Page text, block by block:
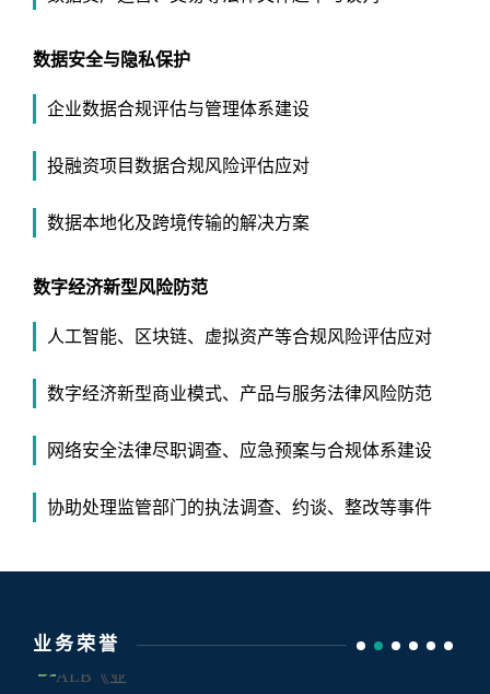
数据安全与隐私保护
企业数据合规评估与管理体系建设
投融资项目数据合规风险评估应对
数据本地化及跨境传输的解决方案
数字经济新型风险防范
人工智能、区块链、虚拟资产等合规风险评估应对
数字经济新型商业模式、产品与服务法律风险防范
网络安全法律尽职调查、应急预案与合规体系建设
协助处理监管部门的执法调查、约谈、整改等事件
业务荣誉